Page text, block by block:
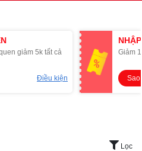
giảm 5k tất cả
Điều kiện
Giảm
Sao
Lọc